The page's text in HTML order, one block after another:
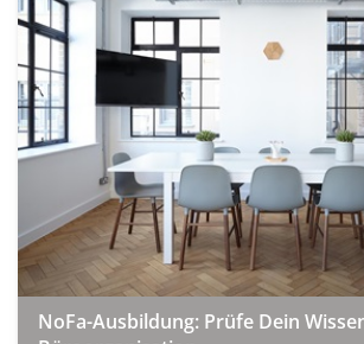
NoFa-Ausbildung: Prüfe Dein